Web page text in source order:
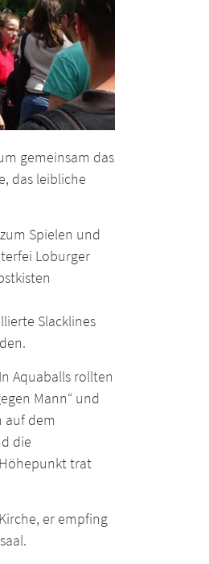
gemeinsam das
das leibliche
Spielen und
Loburger
Slacklines
Aquaballs rollten
Mann“ und
auf dem
die
trat
er empfing